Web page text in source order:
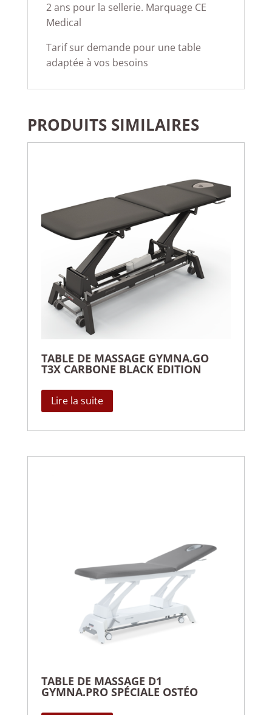
2 ans pour la sellerie. Marquage CE
Medical
Tarif sur demande pour une table
adaptée à vos besoins
PRODUITS SIMILAIRES
TABLE DE MASSAGE GYMNA.GO
T3X CARBONE BLACK EDITION
Lire la suite
TABLE DE MASSAGE D1
GYMNA.PRO SPÉCIALE OSTÉO